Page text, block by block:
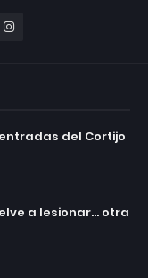
del Cortijo
a lesionar... otra